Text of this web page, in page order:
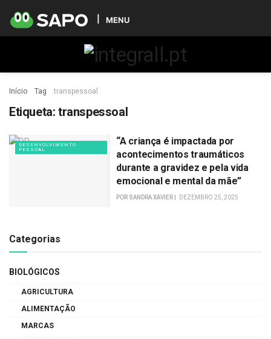
MENU
Início Tag transpessoal
Etiqueta: transpessoal
DESENVOLVIMENTO
PESSOAL
“A criança é impactada por
acontecimentos traumáticos
durante a gravidez e pela vida
emocional e mental da mãe”
POR SANDRA XAVIER DEZEMBRO 25, 2025
Categorias
BIOLÓGICOS
AGRICULTURA
ALIMENTAÇÃO
MARCAS